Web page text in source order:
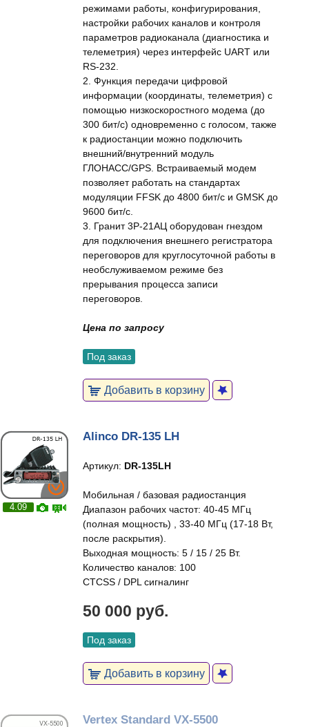
режимами работы, конфигурирования,
настройки рабочих каналов и контроля
параметров радиоканала (диагностика и
телеметрия) через интерфейс UART или
RS-232.
2. Функция передачи цифровой
информации (координаты, телеметрия) с
помощью низкоскоростного модема (до
300 бит/с) одновременно с голосом, также
к радиостанции можно подключить
внешний/внутренний модуль
ГЛОНАСС/GPS. Встраиваемый модем
позволяет работать на стандартах
модуляции FFSK до 4800 бит/с и GMSK до
9600 бит/с.
3. Гранит 3Р-21АЦ оборудован гнездом
для подключения внешнего регистратора
переговоров для круглосуточной работы в
необслуживаемом режиме без
прерывания процесса записи
переговоров.
Цена по запросу
Под заказ
Добавить в корзину
4.09
Alinco DR-135 LH
Артикул: DR-135LH
Мобильная / базовая радиостанция
Диапазон рабочих частот: 40-45 МГц
(полная мощность) , 33-40 МГц (17-18 Вт,
после раскрытия).
Выходная мощность: 5 / 15 / 25 Вт.
Количество каналов: 100
CTCSS / DPL сигналинг
50 000 руб.
Под заказ
Добавить в корзину
Vertex Standard VX-5500